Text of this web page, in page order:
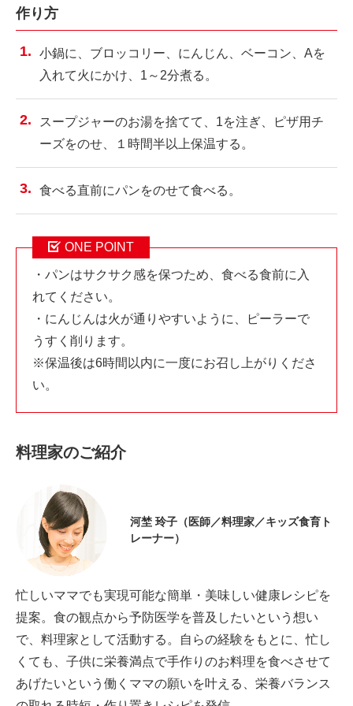
作り方
小鍋に、ブロッコリー、にんじん、ベーコン、Aを
入れて火にかけ、1～2分煮る。
スープジャーのお湯を捨てて、1を注ぎ、ピザ用チ
ーズをのせ、１時間半以上保温する。
食べる直前にパンをのせて食べる。
ONE POINT
・パンはサクサク感を保つため、食べる食前に入
れてください。
・にんじんは火が通りやすいように、ピーラーで
うすく削ります。
※保温後は6時間以内に一度にお召し上がりくださ
い。
料理家のご紹介
河埜 玲子（医師／料理家／キッズ食育ト
レーナー）
忙しいママでも実現可能な簡単・美味しい健康レシピを
提案。食の観点から予防医学を普及したいという想い
で、料理家として活動する。自らの経験をもとに、忙し
くても、子供に栄養満点で手作りのお料理を食べさせて
あげたいという働くママの願いを叶える、栄養バランス